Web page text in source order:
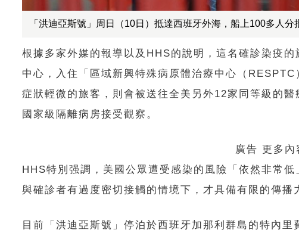
「洪迪亞斯號」周日（10日）抵達西班牙外海，船上100多人
根據多家外媒的報導以及HHS的說明，這名確診染疫
中心，入住「區域新興特殊病原體治療中心（
症狀輕微的旅客，則會被送往全美另外12家同等級的
國家級隔離病房接受觀察。
廣告 更多內
HHS特別强調，美國公眾遭受感染的風險「依然非常
與確診者有過度密切接觸的情境下，才具備有限的傳播
目前「洪迪亞斯號」停泊於西班牙加那利群島的特內